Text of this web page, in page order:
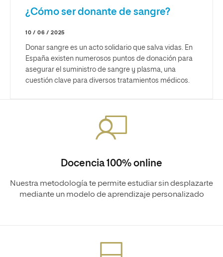
¿Cómo ser donante de sangre?
10 / 06 / 2025
Donar sangre es un acto solidario que salva vidas. En
España existen numerosos puntos de donación para
asegurar el suministro de sangre y plasma, una
cuestión clave para diversos tratamientos médicos.
Docencia 100% online
Nuestra metodología te permite estudiar sin desplazarte
mediante un modelo de aprendizaje personalizado